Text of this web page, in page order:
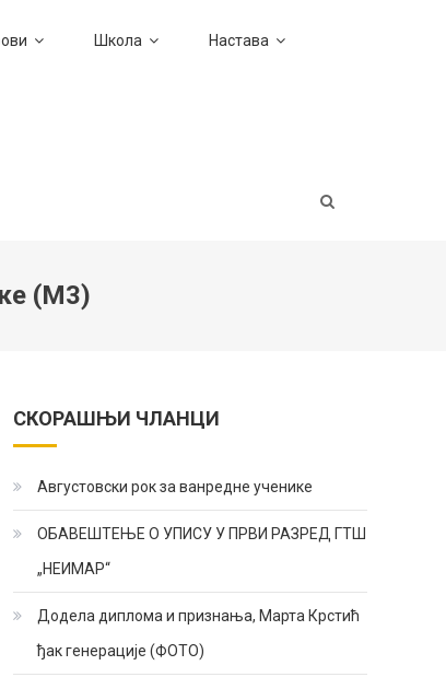
Школа Настава
(М3)
СКОРАШЊИ ЧЛАНЦИ
Августовски рок за ванредне ученике
ОБАВЕШТЕЊЕ О УПИСУ У ПРВИ РАЗРЕД ГТШ
„НЕИМАР“
Додела диплома и признања, Марта Крстић
ђак генерације (ФОТО)